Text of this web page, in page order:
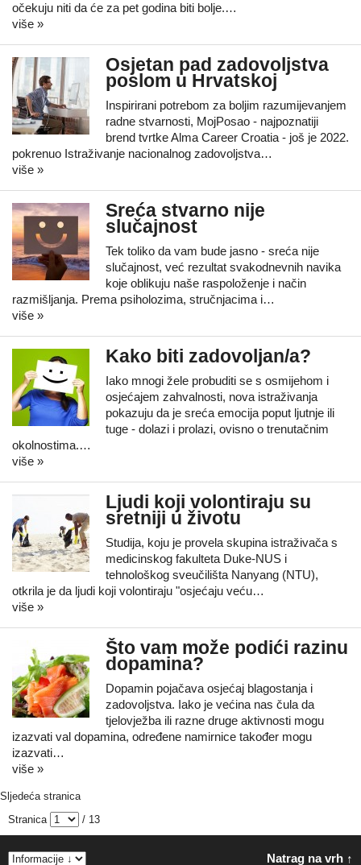
očekuju niti da će za pet godina biti bolje.…
više »
Osjetan pad zadovoljstva
poslom u Hrvatskoj
Inspirirani potrebom za boljim razumijevanjem
radne stvarnosti, MojPosao - najpoznatiji
brend tvrtke Alma Career Croatia - još je 2022.
pokrenuo Istraživanje nacionalnog zadovoljstva…
više »
Sreća stvarno nije
slučajnost
Tek toliko da vam bude jasno - sreća nije
slučajnost, već rezultat svakodnevnih navika
koje oblikuju naše raspoloženje i način
razmišljanja. Prema psiholozima, stručnjacima i…
više »
Kako biti zadovoljan/a?
Iako mnogi žele probuditi se s osmijehom i
osjećajem zahvalnosti, nova istraživanja
pokazuju da je sreća emocija poput ljutnje ili
tuge - dolazi i prolazi, ovisno o trenutačnim
okolnostima.…
više »
Ljudi koji volontiraju su
sretniji u životu
Studija, koju je provela skupina istraživača s
medicinskog fakulteta Duke-NUS i
tehnološkog sveučilišta Nanyang (NTU),
otkrila je da ljudi koji volontiraju "osjećaju veću…
više »
Što vam može podići razinu
dopamina?
Dopamin pojačava osjećaj blagostanja i
zadovoljstva. Iako je većina nas čula da
tjelovježba ili razne druge aktivnosti mogu
izazvati val dopamina, određene namirnice također mogu
izazvati…
više »
Sljedeća stranica
Stranica
/ 13
Natrag na vrh ↑